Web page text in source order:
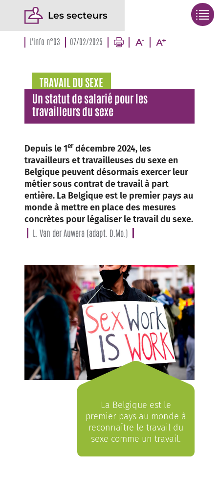
Les secteurs
L'info n°03 07/02/2025
TRAVAIL DU SEXE
Un statut de salarié pour les
travailleurs du sexe
Depuis le 1er décembre 2024, les
travailleurs et travailleuses du sexe en
Belgique peuvent désormais exercer leur
métier sous contrat de travail à part
entière. La Belgique est le premier pays au
monde à mettre en place des mesures
concrètes pour légaliser le travail du sexe.
L. Van der Auwera (adapt. D.Mo.)
La Belgique est le
premier pays au monde à
reconnaître le travail du
sexe comme un travail.